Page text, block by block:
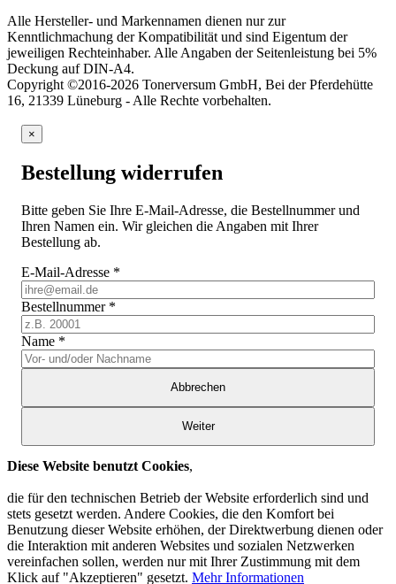
Alle Hersteller- und Markennamen dienen nur zur
Kenntlichmachung der Kompatibilität und sind Eigentum der
jeweiligen Rechteinhaber. Alle Angaben der Seitenleistung bei 5%
Deckung auf DIN-A4.
Copyright ©2016-2026 Tonerversum GmbH, Bei der Pferdehütte
16, 21339 Lüneburg - Alle Rechte vorbehalten.
×
Bestellung widerrufen
Bitte geben Sie Ihre E-Mail-Adresse, die Bestellnummer und
Ihren Namen ein. Wir gleichen die Angaben mit Ihrer
Bestellung ab.
E-Mail-Adresse *
Bestellnummer *
Name *
Abbrechen
Weiter
Diese Website benutzt Cookies,
die für den technischen Betrieb der Website erforderlich sind und
stets gesetzt werden. Andere Cookies, die den Komfort bei
Benutzung dieser Website erhöhen, der Direktwerbung dienen oder
die Interaktion mit anderen Websites und sozialen Netzwerken
vereinfachen sollen, werden nur mit Ihrer Zustimmung mit dem
Klick auf "Akzeptieren" gesetzt. Mehr Informationen